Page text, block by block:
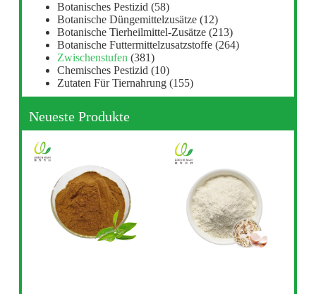
Botanisches Pestizid (58)
Botanische Düngemittelzusätze (12)
Botanische Tierheilmittel-Zusätze (213)
Botanische Futtermittelzusatzstoffe (264)
Zwischenstufen (381)
Chemisches Pestizid (10)
Zutaten Für Tiernahrung (155)
Neueste Produkte